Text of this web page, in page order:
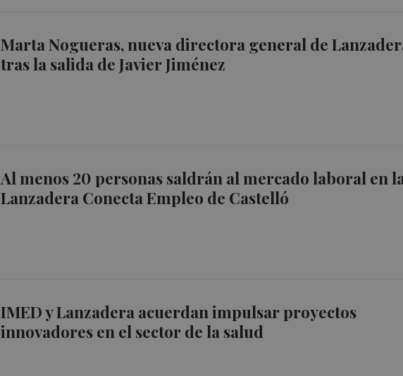
Marta Nogueras, nueva directora general de
tras la salida de Javier Jiménez
Al menos 20 personas saldrán al mercado laboral en
Lanzadera Conecta Empleo de Castelló
IMED y Lanzadera acuerdan impulsar proyectos
innovadores en el sector de la salud